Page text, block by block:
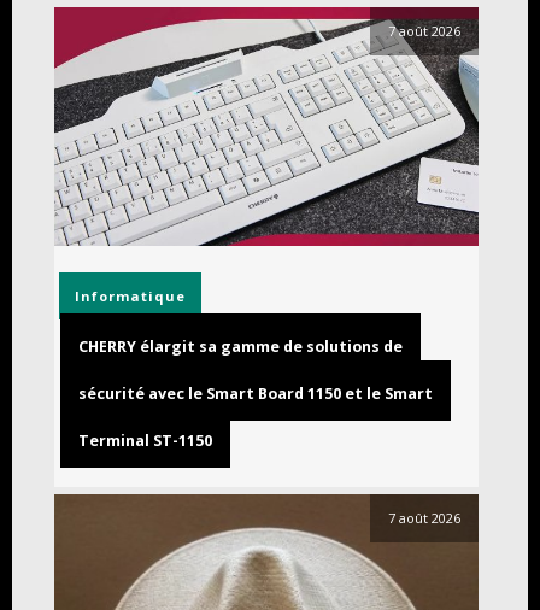
7 août 2026
Informatique
CHERRY élargit sa gamme de solutions de
sécurité avec le Smart Board 1150 et le Smart
Terminal ST-1150
7 août 2026